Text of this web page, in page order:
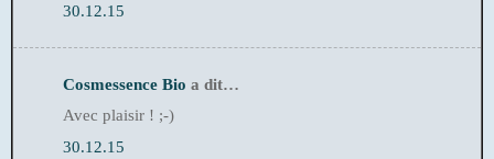
30.12.15
Cosmessence Bio a dit…
Avec plaisir ! ;-)
30.12.15